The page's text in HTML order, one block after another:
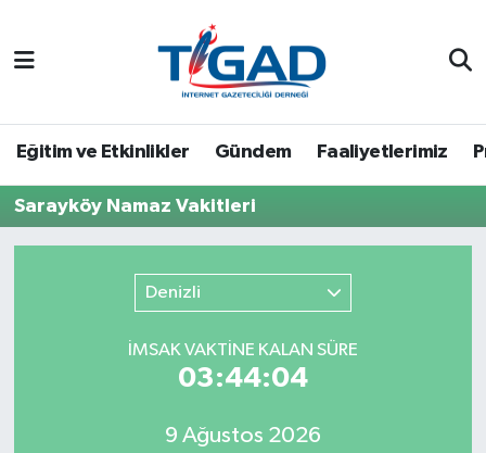
Eğitim ve Etkinlikler Gündem Faaliyetlerimiz
Sarayköy Namaz Vakitleri
Denizli
İMSAK VAKTİNE KALAN SÜRE
03:44:04
9 Ağustos 2026
Nöbetçi Eczaneler
Trafik Durumu
Puan Durumu ve Fikstür
Tüm Manşetler